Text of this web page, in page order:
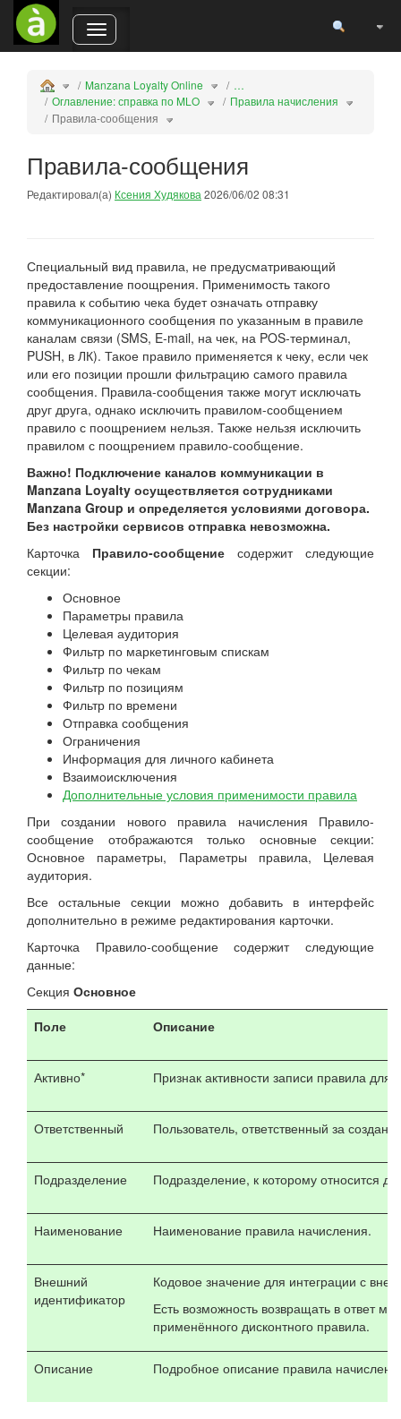
Переключает
горизонтальное
Manzana Loyalty Online
…
Оглавление: справка по MLO
Правила начисления
Правила-сообщения
Правила-сообщения
Редактировал(а) Ксения Худякова 2026/06/02 08:31
Специальный вид правила, не предусматривающий
предоставление поощрения. Применимость такого
правила к событию чека будет означать отправку
коммуникационного сообщения по указанным в правиле
каналам связи (SMS, E-mail, на чек, на POS-терминал,
PUSH, в ЛК). Такое правило применяется к чеку, если чек
или его позиции прошли фильтрацию самого правила
сообщения. Правила-сообщения также могут исключать
друг друга, однако исключить правилом-сообщением
правило с поощрением нельзя. Также нельзя исключить
правилом с поощрением правило-сообщение.
Важно! Подключение каналов коммуникации в
Manzana Loyalty осуществляется сотрудниками
Manzana Group и определяется условиями договора.
Без настройки сервисов отправка невозможна.
Карточка Правило-сообщение содержит следующие
секции:
Основное
Параметры правила
Целевая аудитория
Фильтр по маркетинговым спискам
Фильтр по чекам
Фильтр по позициям
Фильтр по времени
Отправка сообщения
Ограничения
Информация для личного кабинета
Взаимоисключения
Дополнительные условия применимости правила
При создании нового правила начисления Правило-
сообщение отображаются только основные секции:
Основное параметры, Параметры правила, Целевая
аудитория.
Все остальные секции можно добавить в интерфейс
дополнительно в режиме редактирования карточки.
Карточка Правило-сообщение содержит следующие
данные:
Секция Основное
Поле
Описание
Активно* Признак активности записи правила для
Ответственный Пользователь, ответственный за
Подразделение Подразделение, к которому относится
Наименование Наименование правила начисления.
Внешний
идентификатор
Кодовое значение для интеграции с
Есть возможность возвращать в ответ
применённого дисконтного правила.
Описание Подробное описание правила